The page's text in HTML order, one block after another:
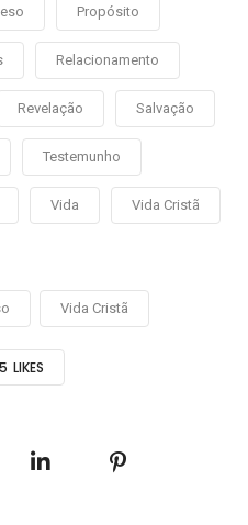
Propósito
Relacionamento
Revelação Salvação
Testemunho
Vida Vida Cristã
Vida Cristã
LIKES